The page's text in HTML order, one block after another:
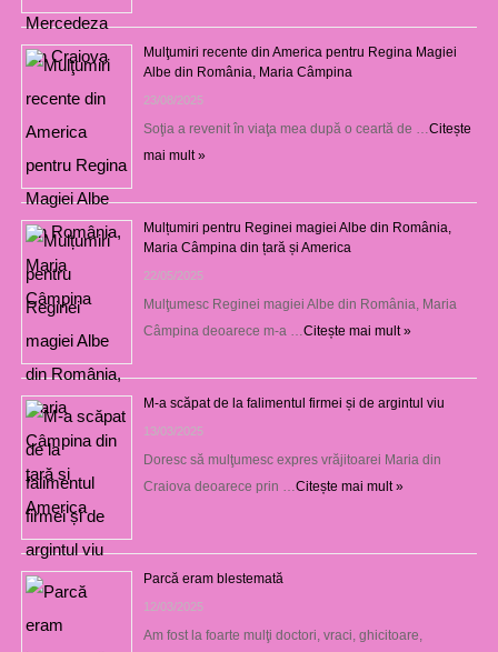
Mulţumiri recente din America pentru Regina Magiei
Albe din România, Maria Câmpina
23/08/2025
Soţia a revenit în viaţa mea după o ceartă de … Citește
mai mult »
Mulțumiri pentru Reginei magiei Albe din România,
Maria Câmpina din țară și America
22/05/2025
Mulţumesc Reginei magiei Albe din România, Maria
Câmpina deoarece m-a … Citește mai mult »
M-a scăpat de la falimentul firmei și de argintul viu
13/03/2025
Doresc să mulţumesc expres vrăjitoarei Maria din
Craiova deoarece prin … Citește mai mult »
Parcă eram blestemată
12/03/2025
Am fost la foarte mulţi doctori, vraci, ghicitoare,